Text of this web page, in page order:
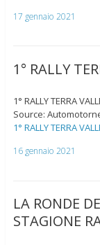
17 gennaio 2021
1° RALLY
1° RALLY TERRA
Source:
1° RALLY TERRA
16 gennaio 2021
LA RONDE
STAGIONE